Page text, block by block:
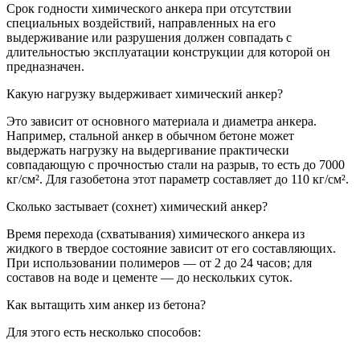
Срок годности химического анкера при отсутствии
специальных воздействий, направленных на его
выдерживание или разрушения должен совпадать с
длительностью эксплуатации конструкции для которой он
предназначен.
Какую нагрузку выдерживает химический анкер?
Это зависит от основного материала и диаметра анкера.
Например, стальной анкер в обычном бетоне может
выдержать нагрузку на выдергивание практически
совпадающую с прочностью стали на разрыв, то есть до 7000
кг/см². Для газобетона этот параметр составляет до 110 кг/см².
Сколько застывает (сохнет) химический анкер?
Время перехода (схватывания) химического анкера из
жидкого в твердое состояние зависит от его составляющих.
При использовании полимеров — от 2 до 24 часов; для
составов на воде и цементе — до нескольких суток.
Как вытащить хим анкер из бетона?
Для этого есть несколько способов: